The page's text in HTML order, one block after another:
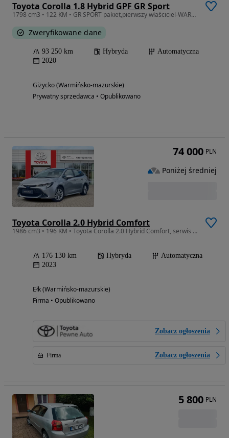
Toyota Corolla 1.8 Hybrid GPF GR Sport
1798 cm3 • 122 KM • GR SPORT pakiet,pierwszy właściciel-WARTO
Zweryfikowane dane
93 250 km Hybryda
Automatyczna
2020
Giżycko (Warmińsko-mazurskie)
Prywatny sprzedawca • Opublikowano
Toyota Corolla 2.0 Hybrid Comfort
1986 cm3 • 196 KM • Toyota Corolla 2.0 Hybrid Comfort, serwis w ASO, VAT 23%, 1 właściciel
176 130 km Hybryda
Automatyczna
2023
Ełk (Warmińsko-mazurskie)
Firma • Opublikowano
Zobacz ogłoszenia
Firma Zobacz ogłoszenia
74 000 PLN
Poniżej średniej
5 800 PLN